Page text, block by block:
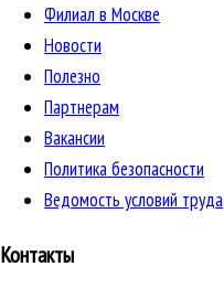
Филиал в Москве
Новости
Полезно
Партнерам
Вакансии
Политика безопасности
Ведомость условий труда
Контакты